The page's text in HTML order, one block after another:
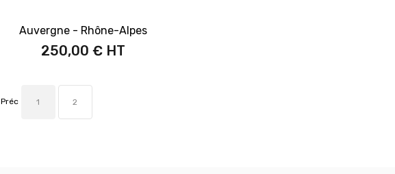
Auvergne - Rhône-Alpes
250,00 €
Préc 1 2